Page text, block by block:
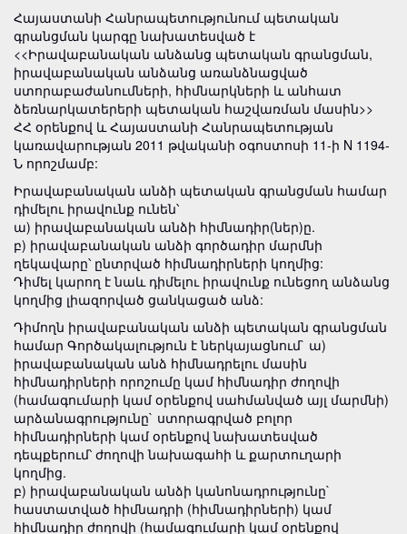
Հայաստանի Հանրապետությունում պետական
գրանցման կարգը նախատեսված է
<<Իրավաբանական անձանց պետական գրանցման,
իրավաբանական անձանց առանձնացված
ստորաբաժանումների, հիմնարկների և անհատ
ձեռնարկատերերի պետական հաշվառման մասին>>
ՀՀ օրենքով և Հայաստանի Հանրապետության
կառավարության 2011 թվականի օգոստոսի 11-ի N 1194-
Ն որոշմամբ:
Իրավաբանական անձի պետական գրանցման համար
դիմելու իրավունք ունեն՝
ա) իրավաբանական անձի հիմնադիր(ներ)ը.
բ) իրավաբանական անձի գործադիր մարմնի
ղեկավարը՝ ընտրված հիմնադիրների կողմից:
Դիմել կարող է նաև դիմելու իրավունք ունեցող անձանց
կողմից լիազորված ցանկացած անձ:
Դիմողն իրավաբանական անձի պետական գրանցման
համար Գործակալություն է ներկայացնում` ա)
իրավաբանական անձ հիմնադրելու մասին
հիմնադիրների որոշումը կամ հիմնադիր ժողովի
(համագումարի կամ օրենքով սահմանված այլ մարմնի)
արձանագրությունը` ստորագրված բոլոր
հիմնադիրների կամ օրենքով նախատեսված
դեպքերում՝ ժողովի նախագահի և քարտուղարի
կողմից.
բ) իրավաբանական անձի կանոնադրությունը`
հաստատված հիմնադրի (հիմնադիրների) կամ
հիմնադիր ժողովի (համագումարի կամ օրենքով